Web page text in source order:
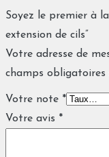
Soyez le premier à
extension de cils”
Votre adresse de
champs obligatoires
Votre note *
Votre avis *